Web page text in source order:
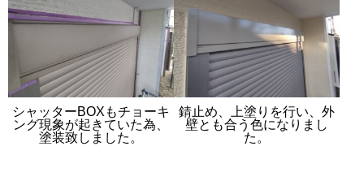
シャッターBOXもチョーキ
ング現象が起きていた為、
塗装致しました。
錆止め、上塗りを行い、外
壁とも合う色になりまし
た。